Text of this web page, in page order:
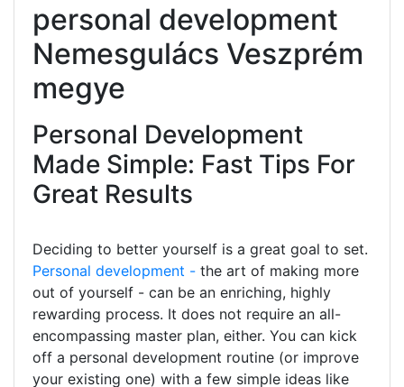
personal development
Nemesgulács Veszprém
megye
Personal Development
Made Simple: Fast Tips For
Great Results
Deciding to better yourself is a great goal to set.
Personal development - the art of making more
out of yourself - can be an enriching, highly
rewarding process. It does not require an all-
encompassing master plan, either. You can kick
off a personal development routine (or improve
your existing one) with a few simple ideas like